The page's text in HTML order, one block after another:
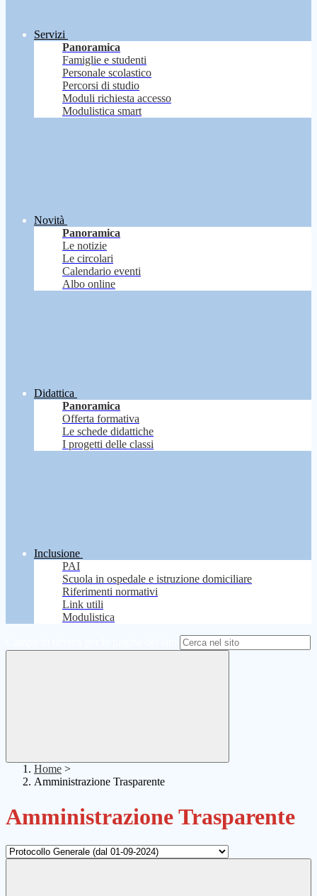
Servizi
Panoramica
Famiglie e studenti
Personale scolastico
Percorsi di studio
Moduli richiesta accesso
Modulistica smart
Novità
Panoramica
Le notizie
Le circolari
Calendario eventi
Albo online
Didattica
Panoramica
Offerta formativa
Le schede didattiche
I progetti delle classi
Inclusione
PAI
Scuola in ospedale e istruzione domiciliare
Riferimenti normativi
Link utili
Modulistica
Home >
Amministrazione Trasparente
Amministrazione Trasparente